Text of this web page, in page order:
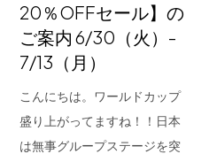
20％OFFセール】の
ご案内 6/30（火）-
7/13（月）
こんにちは。ワールドカップ
盛り上がってますね！！日本
は無事グループステージを突